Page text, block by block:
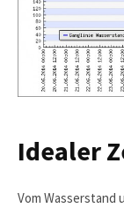
Idealer
Vom